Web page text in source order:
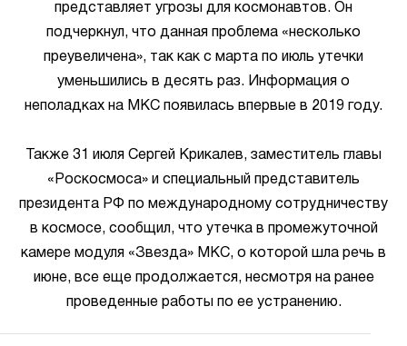
представляет угрозы для космонавтов. Он
подчеркнул, что данная проблема «несколько
преувеличена», так как с марта по июль утечки
уменьшились в десять раз. Информация о
неполадках на МКС появилась впервые в 2019 году.
Также 31 июля Сергей Крикалев, заместитель главы
«Роскосмоса» и специальный представитель
президента РФ по международному сотрудничеству
в космосе, сообщил, что утечка в промежуточной
камере модуля «Звезда» МКС, о которой шла речь в
июне, все еще продолжается, несмотря на ранее
проведенные работы по ее устранению.